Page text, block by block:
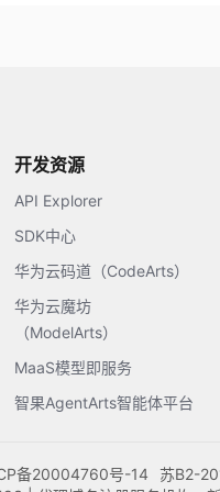
开发资源
API Explorer
SDK中心
华为云码道（CodeArts）
华为云魔坊
（ModelArts）
MaaS模型即服务
智果AgentArts智能体平台
备20004760号-14 苏B2-